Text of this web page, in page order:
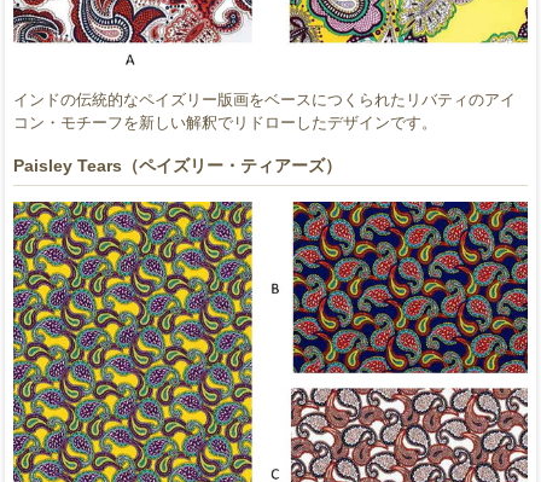
インドの伝統的なペイズリー版画をベースにつくられたリバティのアイ
コン・モチーフを新しい解釈でリドローしたデザインです。
Paisley Tears（ペイズリー・ティアーズ）